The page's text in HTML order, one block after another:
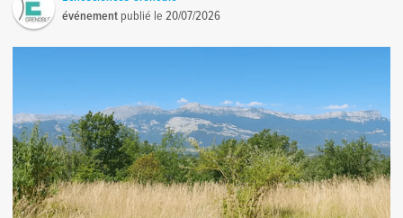
événement publié le20/07/2026